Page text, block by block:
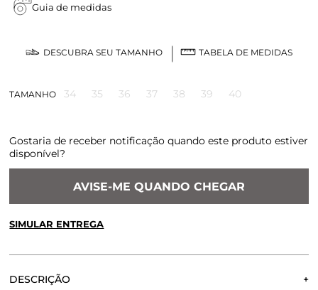
Guia de medidas
DESCUBRA SEU TAMANHO TABELA DE MEDIDAS
TAMANHO 34 35 36 37 38 39 40
Gostaria de receber notificação quando este produto estiver
disponível?
AVISE-ME QUANDO CHEGAR
SIMULAR ENTREGA
DESCRIÇÃO